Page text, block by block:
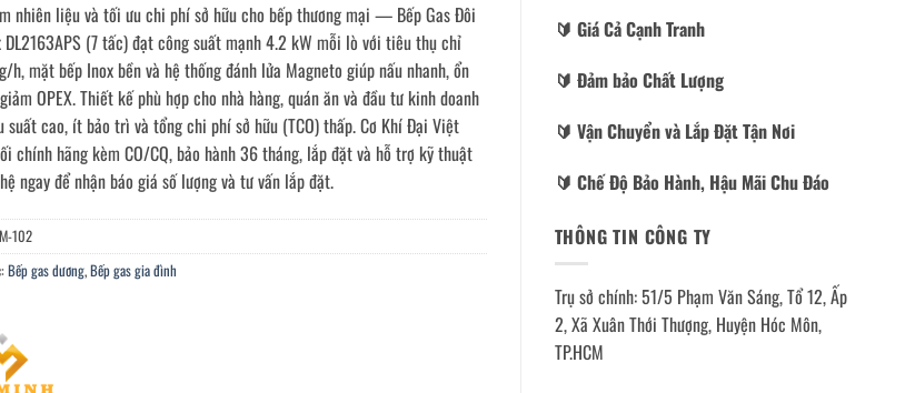
nhiên liệu và tối ưu chi phí sở hữu cho bếp thương mại — Bếp Gas Đôi
DL2163APS (7 tấc) đạt công suất mạnh 4.2 kW mỗi lò với tiêu thụ chỉ
h, mặt bếp Inox bền và hệ thống đánh lửa Magneto giúp nấu nhanh, ổn
OPEX. Thiết kế phù hợp cho nhà hàng, quán ăn và đầu tư kinh doanh
suất cao, ít bảo trì và tổng chi phí sở hữu (TCO) thấp. Cơ Khí Đại Việt
chính hãng kèm CO/CQ, bảo hành 36 tháng, lắp đặt và hỗ trợ kỹ thuật
ngay để nhận báo giá số lượng và tư vấn lắp đặt.
102
Bếp gas dương,Bếp gas gia đình
🔰️ Giá Cả Cạnh Tranh
🔰️ Đảm bảo Chất Lượng
🔰️ Vận Chuyển và Lắp Đặt Tận Nơi
🔰️ Chế Độ Bảo Hành, Hậu Mãi Chu Đáo
THÔNG TIN CÔNG TY
Trụ sở chính: 51/5 Phạm Văn Sáng, Tổ 12, Ấp
2, Xã Xuân Thới Thượng, Huyện Hóc Môn,
TP.HCM